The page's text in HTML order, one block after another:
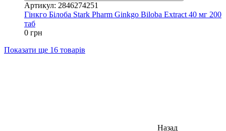
Артикул: 2846274251
Гінкго Білоба Stark Pharm Ginkgo Biloba Extract 40 мг 200
таб
0 грн
Показати ще 16 товарів
Назад